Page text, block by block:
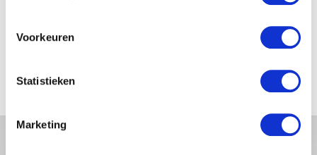
Voorkeuren
Statistieken
Marketing
BEGONNEN & TANDEN BLEKEN